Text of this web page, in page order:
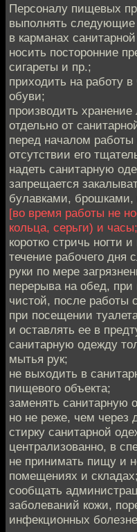
Персоналу пищевых
выполнять следующие
в карманах
носить посторонние
сигареты и пр.;
приходить на работу
обуви;
производить
отдельно от
перед началом
отсутствии его
надеть санитарную
запрещается
булавками, брошками,
[во время работы не
кольца, серьги) и
коротко стричь ногти
течение рабочего дня
руки по мере
перерыва на обед, при
чистой, после работы
при посещении
и оставлять ее в
санитарную одежду
мытья рук;
не выходить в
пищевого объекта;
заменять санитарную
но не реже, чем через
стирку санитарной
централизованно, в
не принимать пищу и
помещениях и складах;
сообщать
заболеваний кожи,
инфекционных